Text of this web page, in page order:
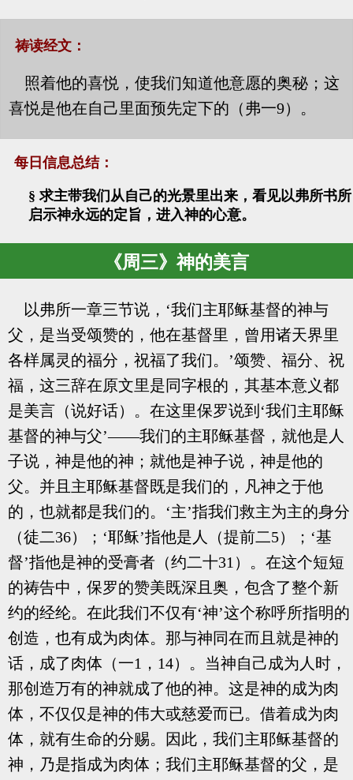
祷读经文：
照着他的喜悦，使我们知道他意愿的奥秘；这
喜悦是他在自己里面预先定下的（弗一9）。
每日信息总结：
§ 求主带我们从自己的光景里出来，看见以弗所书所
启示神永远的定旨，进入神的心意。
《周三》神的美言
以弗所一章三节说，‘我们主耶稣基督的神与
父，是当受颂赞的，他在基督里，曾用诸天界里
各样属灵的福分，祝福了我们。’颂赞、福分、祝
福，这三辞在原文里是同字根的，其基本意义都
是美言（说好话）。在这里保罗说到‘我们主耶稣
基督的神与父’——我们的主耶稣基督，就他是人
子说，神是他的神；就他是神子说，神是他的
父。并且主耶稣基督既是我们的，凡神之于他
的，也就都是我们的。‘主’指我们救主为主的身分
（徒二36）；‘耶稣’指他是人（提前二5）；‘基
督’指他是神的受膏者（约二十31）。在这个短短
的祷告中，保罗的赞美既深且奥，包含了整个新
约的经纶。在此我们不仅有‘神’这个称呼所指明的
创造，也有成为肉体。那与神同在而且就是神的
话，成了肉体（一1，14）。当神自己成为人时，
那创造万有的神就成了他的神。这是神的成为肉
体，不仅仅是神的伟大或慈爱而已。借着成为肉
体，就有生命的分赐。因此，我们主耶稣基督的
神，乃是指成为肉体；我们主耶稣基督的父，是